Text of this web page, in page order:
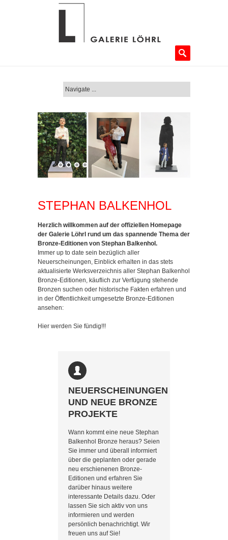
STEPHAN BALKENHOL
Herzlich willkommen auf der offiziellen Homepage
der Galerie Löhrl rund um das spannende Thema der
Bronze-Editionen von Stephan Balkenhol.
Immer up to date sein bezüglich aller
Neuerscheinungen, Einblick erhalten in das stets
aktualisierte Werksverzeichnis aller Stephan Balkenhol
Bronze-Editionen, käuflich zur Verfügung stehende
Bronzen suchen oder historische Fakten erfahren und
in der Öffentlichkeit umgesetzte Bronze-Editionen
ansehen:
Hier werden Sie fündig!!!
NEUERSCHEINUNGEN
UND NEUE BRONZE
PROJEKTE
Wann kommt eine neue Stephan
Balkenhol Bronze heraus? Seien
Sie immer und überall informiert
über die geplanten oder gerade
neu erschienenen Bronze-
Editionen und erfahren Sie
darüber hinaus weitere
interessante Details dazu. Oder
lassen Sie sich aktiv von uns
informieren und werden
persönlich benachrichtigt. Wir
freuen uns auf Sie!